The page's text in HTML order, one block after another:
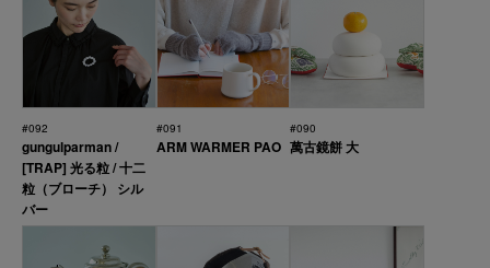
#092
gungulparman /
[TRAP] 光る粒 / 十二
粒（ブローチ） シル
バー
#091
ARM WARMER PAO
#090
萬古鏡餅 大